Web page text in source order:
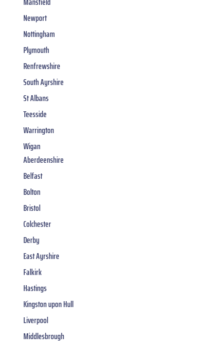
Newport
Nottingham
Plymouth
Renfrewshire
South Ayrshire
St Albans
Teesside
Warrington
Wigan
Aberdeenshire
Belfast
Bolton
Bristol
Colchester
Derby
East Ayrshire
Falkirk
Hastings
Kingston upon Hull
Liverpool
Middlesbrough